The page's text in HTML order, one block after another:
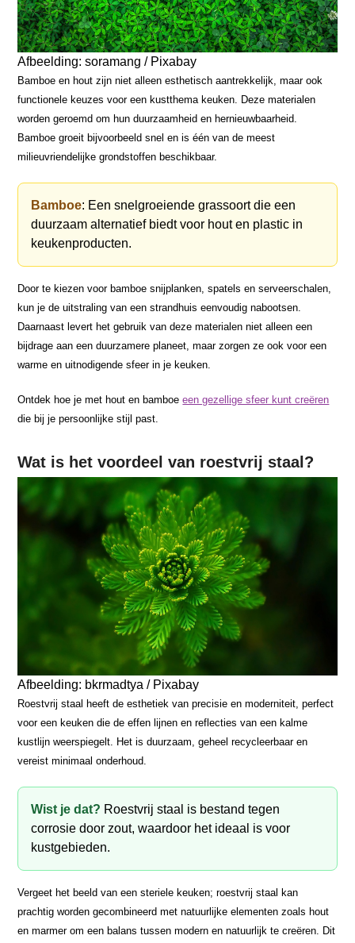
Afbeelding: soramang / Pixabay
Bamboe en hout zijn niet alleen esthetisch aantrekkelijk, maar ook
functionele keuzes voor een kustthema keuken. Deze materialen
worden geroemd om hun duurzaamheid en hernieuwbaarheid.
Bamboe groeit bijvoorbeeld snel en is één van de meest
milieuvriendelijke grondstoffen beschikbaar.
Bamboe: Een snelgroeiende grassoort die een
duurzaam alternatief biedt voor hout en plastic in
keukenproducten.
Door te kiezen voor bamboe snijplanken, spatels en serveerschalen,
kun je de uitstraling van een strandhuis eenvoudig nabootsen.
Daarnaast levert het gebruik van deze materialen niet alleen een
bijdrage aan een duurzamere planeet, maar zorgen ze ook voor een
warme en uitnodigende sfeer in je keuken.
Ontdek hoe je met hout en bamboeeen gezellige sfeer kunt creëren
die bij je persoonlijke stijl past.
Wat is het voordeel van roestvrij staal?
Afbeelding: bkrmadtya / Pixabay
Roestvrij staal heeft de esthetiek van precisie en moderniteit, perfect
voor een keuken die de effen lijnen en reflecties van een kalme
kustlijn weerspiegelt. Het is duurzaam, geheel recycleerbaar en
vereist minimaal onderhoud.
Wist je dat? Roestvrij staal is bestand tegen
corrosie door zout, waardoor het ideaal is voor
kustgebieden.
Vergeet het beeld van een steriele keuken; roestvrij staal kan
prachtig worden gecombineerd met natuurlijke elementen zoals hout
en marmer om een balans tussen modern en natuurlijk te creëren. Dit